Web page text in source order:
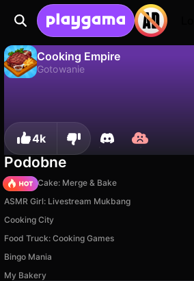
Cooking Empire
Gotowanie
4k
Podobne
Piece of Cake: Merge & Bake
ASMR Girl: Livestream Mukbang
Cooking City
Food Truck: Cooking Games
Bingo Mania
My Bakery